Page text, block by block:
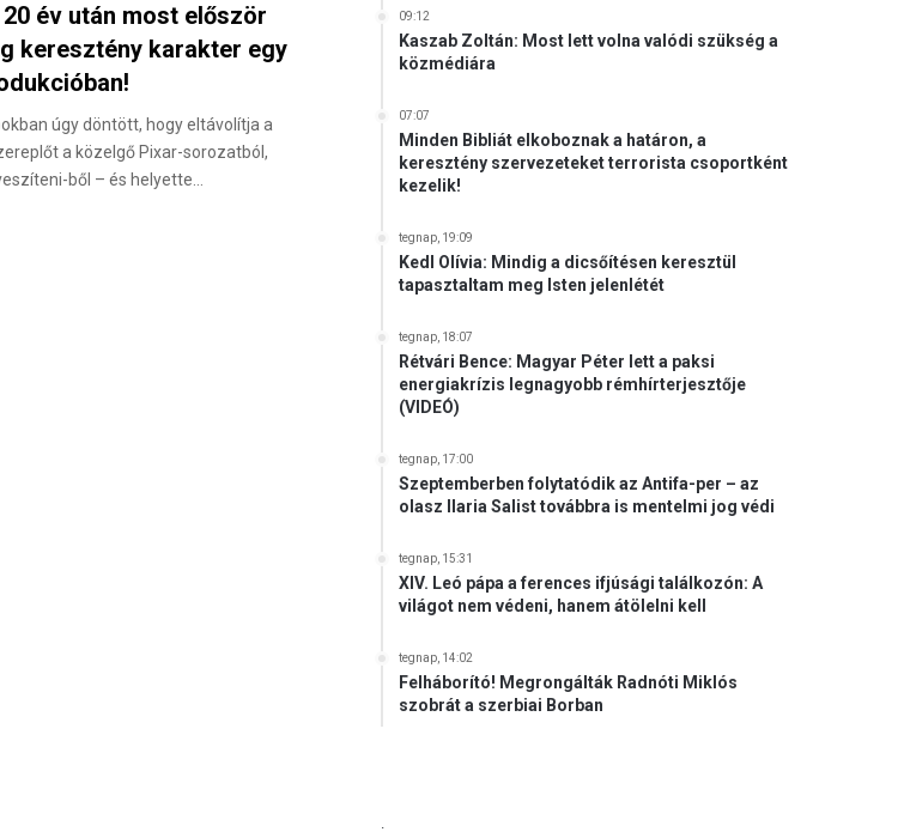
év után most először
keresztény karakter egy
úgy döntött, hogy eltávolítja a
a közelgő Pixar-sorozatból,
ből – és helyette…
09:12
Kaszab Zoltán: Most lett volna valódi szükség a
közmédiára
07:07
Minden Bibliát elkoboznak a határon, a
keresztény szervezeteket terrorista csoportként
kezelik!
tegnap, 19:09
Kedl Olívia: Mindig a dicsőítésen keresztül
tapasztaltam meg Isten jelenlétét
tegnap, 18:07
Rétvári Bence: Magyar Péter lett a paksi
energiakrízis legnagyobb rémhírterjesztője
(VIDEÓ)
tegnap, 17:00
Szeptemberben folytatódik az Antifa-per – az
olasz Ilaria Salist továbbra is mentelmi jog védi
tegnap, 15:31
XIV. Leó pápa a ferences ifjúsági találkozón: A
világot nem védeni, hanem átölelni kell
tegnap, 14:02
Felháborító! Megrongálták Radnóti Miklós
szobrát a szerbiai Borban
.